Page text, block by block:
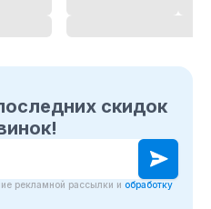
скидок
рекламной рассылки и обработку